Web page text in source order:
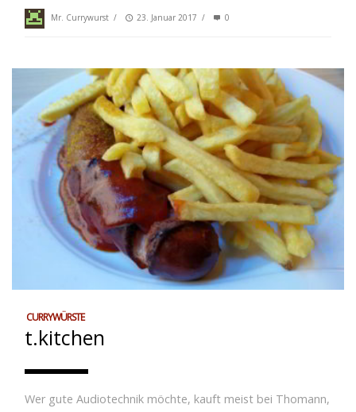
Mr. Currywurst / 23. Januar 2017 / 0
CURRYWÜRSTE
t.kitchen
Wer gute Audiotechnik möchte, kauft meist bei Thomann,